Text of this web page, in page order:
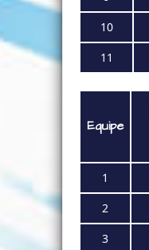
10
11
Equipe
1
2
3